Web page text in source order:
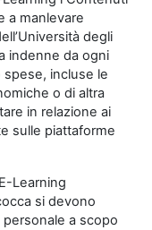
a manlevare
degli
indenne da ogni
incluse le
o di altra
in relazione ai
sulle piattaforme
Learning
si devono
a scopo